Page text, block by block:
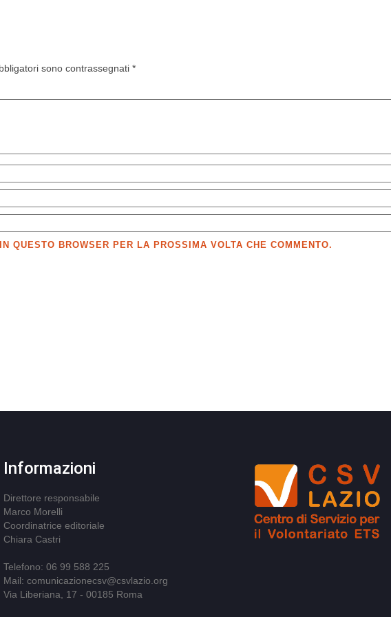
sono contrassegnati *
QUESTO BROWSER PER LA PROSSIMA VOLTA CHE COMMENTO.
Informazioni
Direttore responsabile
Marco Morelli
Coordinatrice editoriale
Chiara Castri
Telefono: 06 99 588 225
Mail: comunicazionecsv@csvlazio.org
Via Liberiana, 17 - 00185 Roma